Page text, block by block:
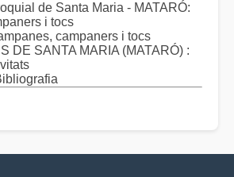
de Santa Maria - MATARÓ:
i tocs
campaners i tocs
DE SANTA MARIA (MATARÓ) :